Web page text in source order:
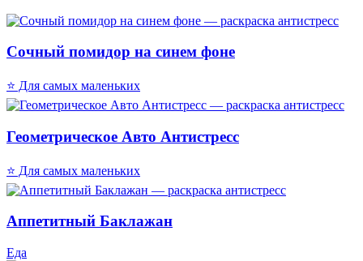
Сочный помидор на синем фоне
⭐ Для самых маленьких
Геометрическое Авто Антистресс
⭐ Для самых маленьких
Аппетитный Баклажан
Еда